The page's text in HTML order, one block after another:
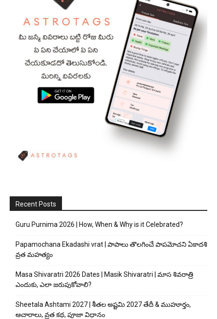
Recent Posts
Guru Purnima 2026 | How, When & Why is it Celebrated?
Papamochana Ekadashi vrat | పాపాలు తొలగించే పాపమోచని ఏకాదశి
వ్రత మహత్యం
Masa Shivaratri 2026 Dates | Masik Shivaratri | మాస శివరాత్రి
ఎందుకు, ఎలా జరుపుకోవాలి?
Sheetala Ashtami 2027 | శీతల అష్టమి 2027 తేదీ & ముహూర్తం,
ఆచారాలు, వ్రత కథ, పూజా విధానం